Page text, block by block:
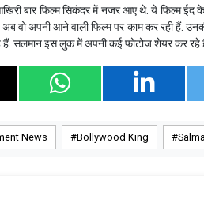
बार फिल्म सिकंदर में नजर आए थे. ये फिल्म ईद
वो अपनी आने वाली फिल्म पर काम कर रही हैं.
हैं. सलमान इस लुक में अपनी कई फोटोज शेयर कर
News Bollywood King